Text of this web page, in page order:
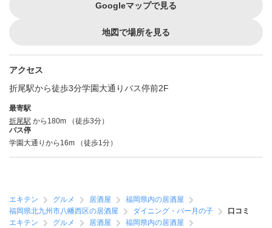
Googleマップで見る
地図で場所を見る
アクセス
折尾駅から徒歩3分学園大通りバス停前2F
最寄駅
折尾駅 から180m （徒歩3分）
バス停
学園大通りから16m （徒歩1分）
エキテン グルメ 居酒屋
福岡県内の居酒屋
福岡県北九州市八幡西区の居酒屋
ダイニング・バー月の子
口コミ
エキテン
グルメ 居酒屋
福岡県内の居酒屋